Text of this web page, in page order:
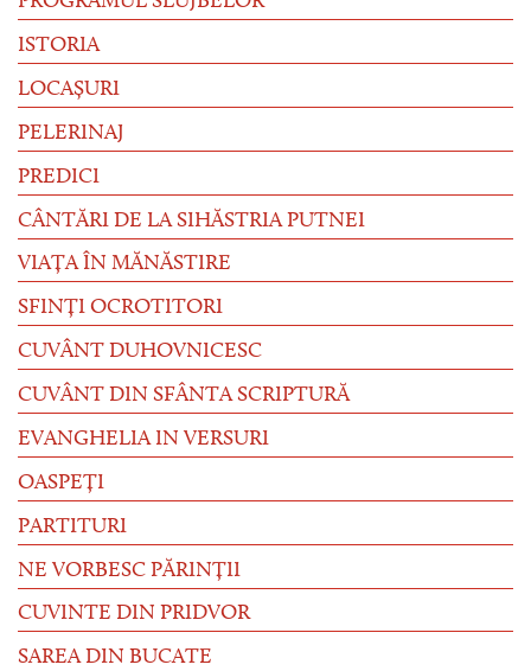
ISTORIA
LOCAȘURI
PELERINAJ
PREDICI
CÂNTĂRI DE LA SIHĂSTRIA PUTNEI
VIAȚA ÎN MĂNĂSTIRE
SFINȚI OCROTITORI
CUVÂNT DUHOVNICESC
CUVÂNT DIN SFÂNTA SCRIPTURĂ
EVANGHELIA IN VERSURI
OASPEȚI
PARTITURI
NE VORBESC PĂRINȚII
CUVINTE DIN PRIDVOR
SAREA DIN BUCATE